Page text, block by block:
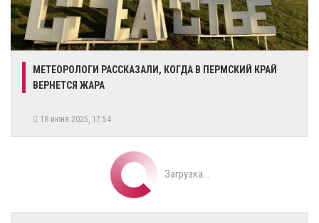
​МЕТЕОРОЛОГИ РАССКАЗАЛИ, КОГДА В ПЕРМСКИЙ КРАЙ
ВЕРНЕТСЯ ЖАРА
18 июня 2025, 17:54
Загрузка...